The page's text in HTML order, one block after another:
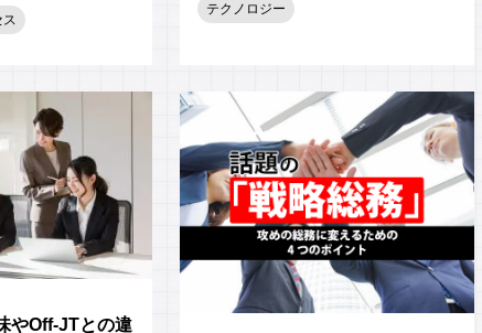
ス
テクノロジー
やOff-JTとの違